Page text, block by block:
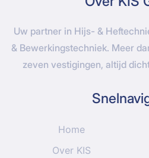
Uw partner in Hijs- &
& Bewerkingstechniek. Meer
zeven vestigingen, altijd
Home
Over KIS